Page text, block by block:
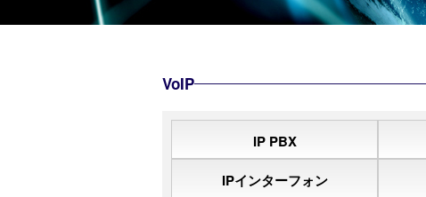
VoIP
IP PBX
IPインターフォン